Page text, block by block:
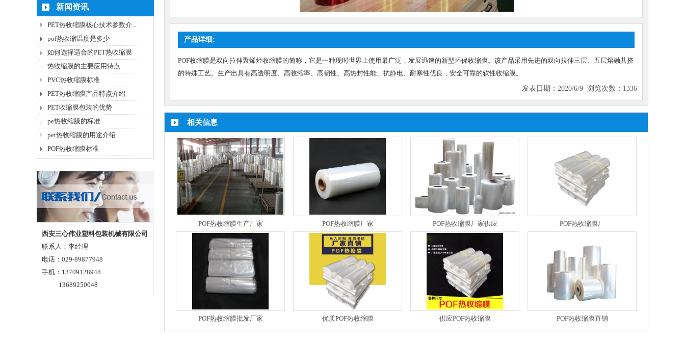
新闻资讯
PET热收缩膜核心技术参数介...
pof热收缩温度是多少
如何选择适合的PET热收缩膜
热收缩膜的主要应用特点
PVC热收缩膜标准
PET热收缩膜产品特点介绍
PET收缩膜包装的优势
pe热收缩膜的标准
pet热收缩膜的用途介绍
POF热收缩膜标准
西安三心伟业塑料包装机械有限公司
联系人：李经理
电话：029-89877948
手机：13709128948
13689250048
产品详细:
POF收缩膜是双向拉伸聚烯烃收缩膜的简称，它是一种现时世界上使用最广泛，发展迅速的新型环保收缩膜。该产品采用先进的双向拉伸三层、五层熔融共挤
的特殊工艺。生产出具有高透明度、高收缩率、高韧性、高热封性能、抗静电、耐寒性优良，安全可靠的软性收缩膜。
发表日期：2020/6/9 浏览次数：1336
相关信息
POF热收缩膜生产厂家 POF热收缩膜厂家 POF热收缩膜厂家供应 POF热收缩膜厂
POF热收缩膜批发厂家 优质POF热收缩膜 供应POF热收缩膜 POF热收缩膜直销